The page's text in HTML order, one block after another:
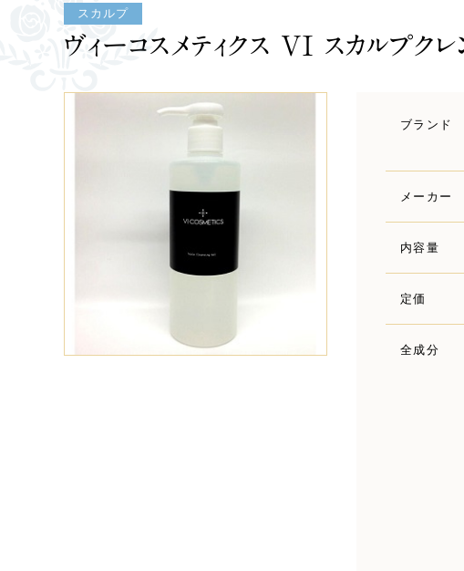
スカルプ
ヴィーコスメティクス VI スカルプクレ
ブランド
メーカー
内容量
定価
全成分